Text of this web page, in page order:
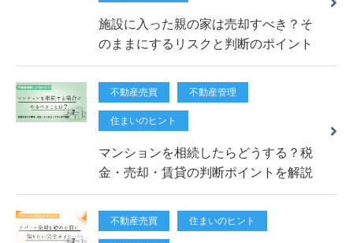
施設に入った親の家は売却すべき？そ
のままにするリスクと判断のポイント
不動産売買 不動産管理
住まいのヒント
マンションを相続したらどうする？税
金・売却・賃貸の判断ポイントを解説
不動産売買 住まいのヒント